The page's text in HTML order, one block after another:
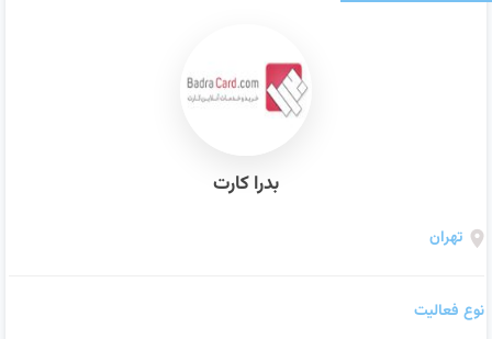
بدرا کارت
تهران
نوع فعالیت